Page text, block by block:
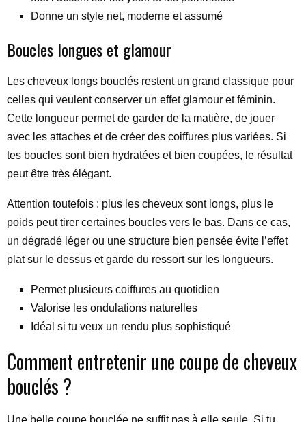
Donne un style net, moderne et assumé
Boucles longues et glamour
Les cheveux longs bouclés restent un grand classique pour
celles qui veulent conserver un effet glamour et féminin.
Cette longueur permet de garder de la matière, de jouer
avec les attaches et de créer des coiffures plus variées. Si
tes boucles sont bien hydratées et bien coupées, le résultat
peut être très élégant.
Attention toutefois : plus les cheveux sont longs, plus le
poids peut tirer certaines boucles vers le bas. Dans ce cas,
un dégradé léger ou une structure bien pensée évite l’effet
plat sur le dessus et garde du ressort sur les longueurs.
Permet plusieurs coiffures au quotidien
Valorise les ondulations naturelles
Idéal si tu veux un rendu plus sophistiqué
Comment entretenir une coupe de cheveux
bouclés ?
Une belle coupe bouclée ne suffit pas à elle seule. Si tu